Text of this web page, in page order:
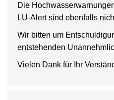
Die
LU-Alert sind ebenfalls
Wir bitten um
entstehenden
Vielen Dank für Ihr